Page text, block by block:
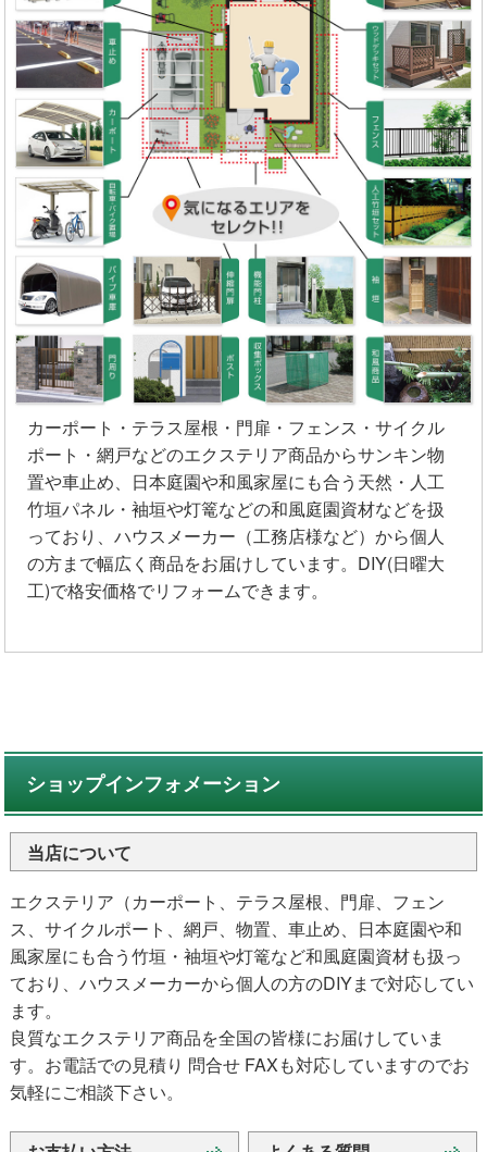
カーポート・テラス屋根・門扉・フェンス・サイクル
ポート・網戸などのエクステリア商品からサンキン物
置や車止め、日本庭園や和風家屋にも合う天然・人工
竹垣パネル・袖垣や灯篭などの和風庭園資材などを扱
っており、ハウスメーカー（工務店様など）から個人
の方まで幅広く商品をお届けしています。DIY(日曜大
工)で格安価格でリフォームできます。
ショップインフォメーション
当店について
エクステリア（カーポート、テラス屋根、門扉、フェン
ス、サイクルポート、網戸、物置、車止め、日本庭園や和
風家屋にも合う竹垣・袖垣や灯篭など和風庭園資材も扱っ
ており、ハウスメーカーから個人の方のDIYまで対応してい
ます。
良質なエクステリア商品を全国の皆様にお届けしていま
す。お電話での見積り 問合せ FAXも対応していますのでお
気軽にご相談下さい。